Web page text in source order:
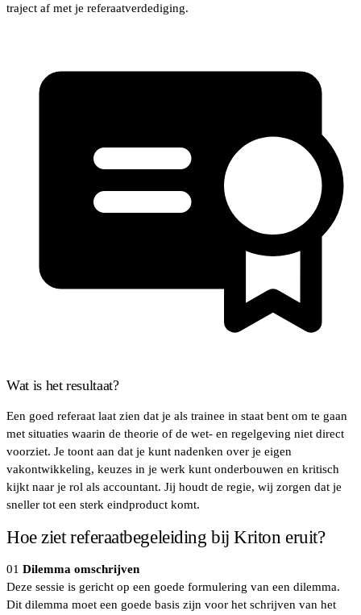
traject af met je referaatverdediging.
Wat is het resultaat?
Een goed referaat laat zien dat je als trainee in staat bent om te gaan
met situaties waarin de theorie of de wet- en regelgeving niet direct
voorziet. Je toont aan dat je kunt nadenken over je eigen
vakontwikkeling, keuzes in je werk kunt onderbouwen en kritisch
kijkt naar je rol als accountant. Jij houdt de regie, wij zorgen dat je
sneller tot een sterk eindproduct komt.
Hoe ziet referaatbegeleiding bij Kriton eruit?
01 Dilemma omschrijven
Deze sessie is gericht op een goede formulering van een dilemma.
Dit dilemma moet een goede basis zijn voor het schrijven van het